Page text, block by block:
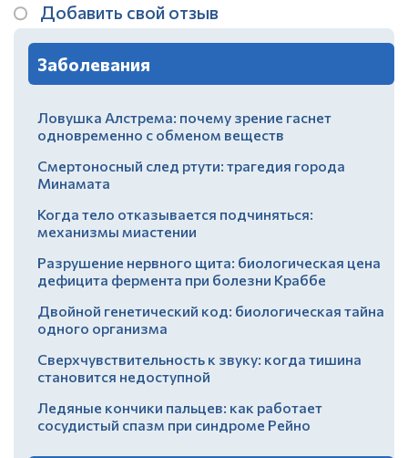
Добавить свой отзыв
Заболевания
Ловушка Алстрема: почему зрение гаснет
одновременно с обменом веществ
Смертоносный след ртути: трагедия города
Минамата
Когда тело отказывается подчиняться:
механизмы миастении
Разрушение нервного щита: биологическая цена
дефицита фермента при болезни Краббе
Двойной генетический код: биологическая тайна
одного организма
Сверхчувствительность к звуку: когда тишина
становится недоступной
Ледяные кончики пальцев: как работает
сосудистый спазм при синдроме Рейно